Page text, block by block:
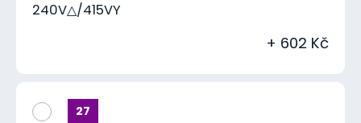
240V△/415VY
+ 602 Kč
27